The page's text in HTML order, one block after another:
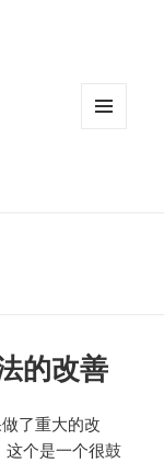
的改善
了重大的改
这个是一个很鼓